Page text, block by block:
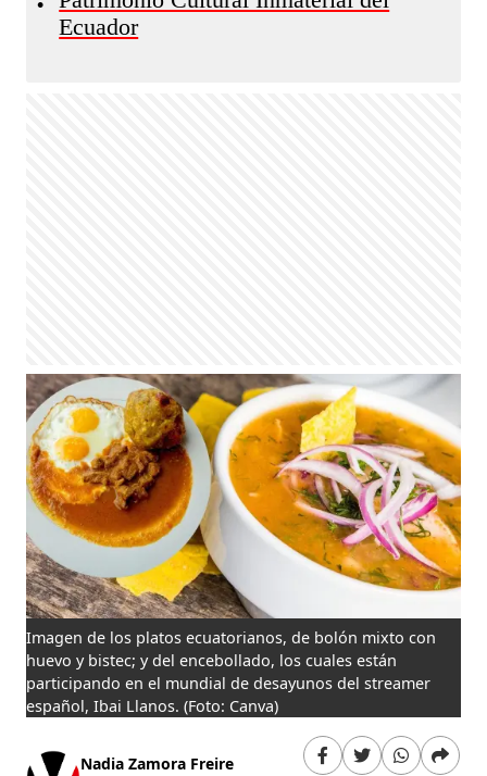
•
Ecuador
Imagen de los platos ecuatorianos, de bolón mixto con
huevo y bistec; y del encebollado, los cuales están
participando en el mundial de desayunos del streamer
español, Ibai Llanos. (Foto: Canva)
Nadia Zamora Freire